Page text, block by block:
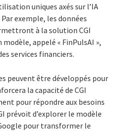
uniques axés sur l’IA
exemple, les données
à la solution CGI
appelé « FinPulsAI »,
services financiers.
peuvent être développés pour
la capacité de CGI
pour répondre aux besoins
prévoit d’explorer le modèle
pour transformer le